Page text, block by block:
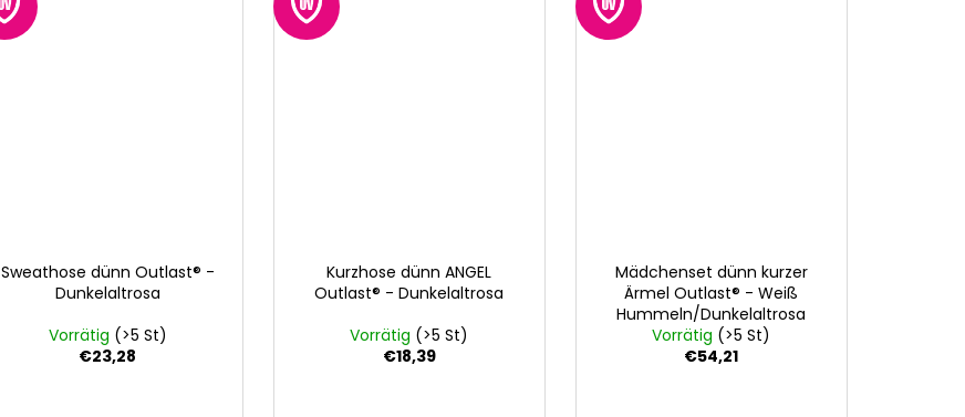
Sweathose dünn Outlast® -
Dunkelaltrosa
Vorrätig (>5 St)
€23,28
Kurzhose dünn ANGEL
Outlast® - Dunkelaltrosa
Vorrätig (>5 St)
€18,39
Mädchenset dünn kurzer
Ärmel Outlast® - Weiß
Hummeln/Dunkelaltrosa
Vorrätig (>5 St)
€54,21